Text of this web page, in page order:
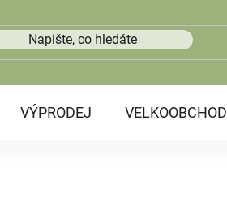
VÝPRODEJ VELKOOBCHOD